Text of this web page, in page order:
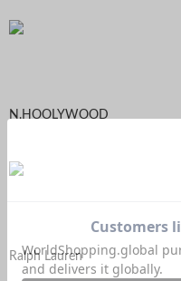
N.HOOLYWOOD
Ralph Lauren